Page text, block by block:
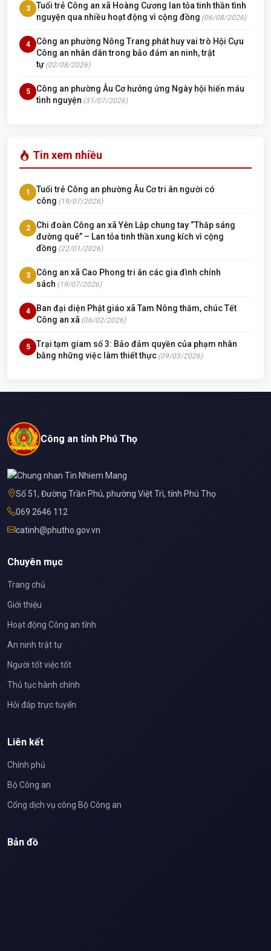
3
Tuổi trẻ Công an xã Hoàng Cương lan tỏa tinh thần tình
nguyện qua nhiều hoạt động vì cộng đồng (06/08/2026)
4
Công an phường Nông Trang phát huy vai trò Hội Cựu
Công an nhân dân trong bảo đảm an ninh, trật
tự (02/08/2026)
5
Công an phường Âu Cơ hưởng ứng Ngày hội hiến máu
tình nguyện (31/07/2026)
Tin xem nhiều
1
Tuổi trẻ Công an phường Âu Cơ tri ân người có
công (19/07/2026)
2
Chi đoàn Công an xã Yên Lập chung tay “Thắp sáng
đường quê” – Lan tỏa tinh thần xung kích vì cộng
đồng (22/01/2026)
3
Công an xã Cao Phong tri ân các gia đình chính
sách (19/07/2026)
4
Ban đại diện Phật giáo xã Tam Nông thăm, chúc Tết
Công an xã (06/02/2026)
5
Trại tạm giam số 3: Bảo đảm quyền của phạm nhân
bằng những việc làm thiết thực (09/03/2026)
Công an tỉnh Phú Thọ
Số 51, Đường Trần Phú, phường Việt Trì, tỉnh Phú Thọ
069 2646 112
catinh@phutho.gov.vn
Chuyên mục
Trang chủ
Giới thiệu
Hoạt động Công an tỉnh
An ninh trật tự
Người tốt việc tốt
Thủ tục hành chính
Hỏi đáp trực tuyến
Liên kết
Chính phủ
Bộ Công an
Cổng dịch vụ công Bộ Công an
Bản đồ